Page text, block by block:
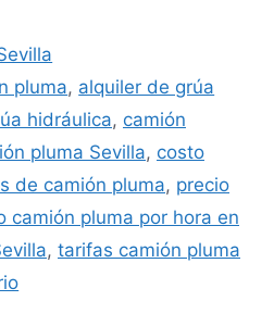
pluma, alquiler de grúa
hidráulica, camión
pluma Sevilla, costo
de camión pluma, precio
camión pluma por hora en
, tarifas camión pluma